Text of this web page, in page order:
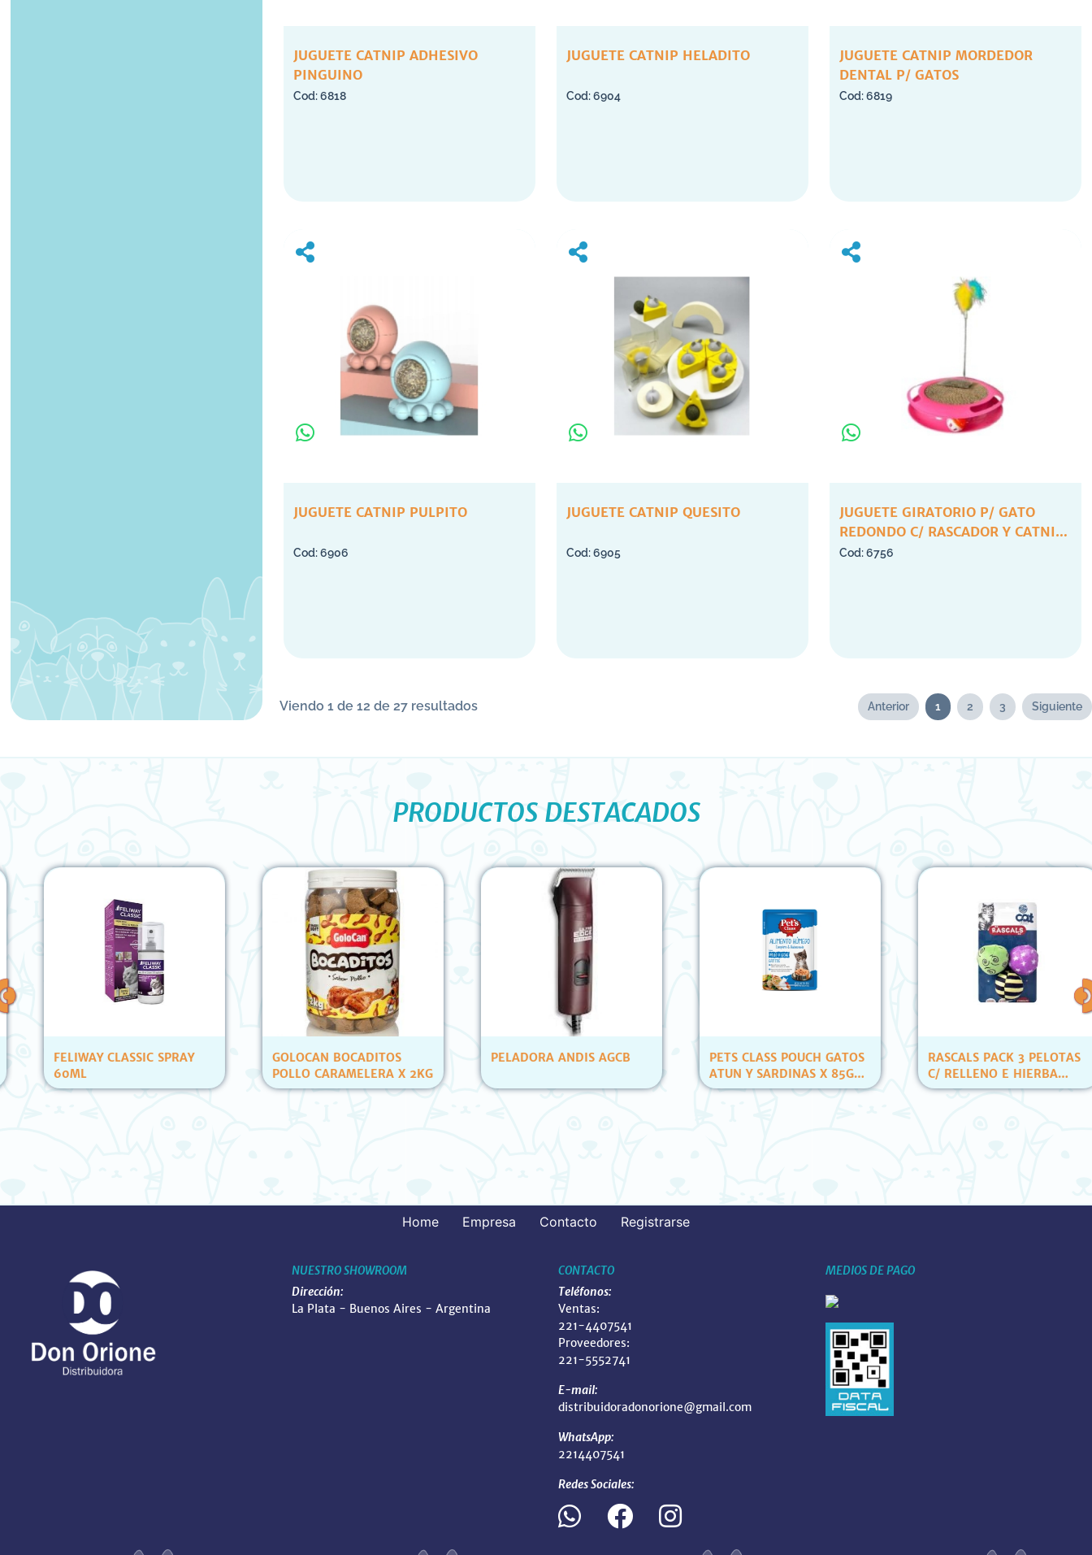
JUGUETE CATNIP ADHESIVO
PINGUINO
6818
JUGUETE CATNIP HELADITO
6904
JUGUETE CATNIP MORDEDOR
DENTAL P/ GATOS
6819
JUGUETE CATNIP PULPITO
6906
JUGUETE CATNIP QUESITO
6905
JUGUETE GIRATORIO P/ GATO
REDONDO C/ RASCADOR Y CATNIP
(AF24027)
6756
Viendo 1 de 12 de 27 resultados Anterior 1 2 3 Siguiente
PRODUCTOS DESTACADOS
FELIWAY CLASSIC SPRAY
60ML
GOLOCAN BOCADITOS
POLLO CARAMELERA X 2KG
PELADORA ANDIS AGCB
PETS CLASS POUCH GATOS
ATUN Y SARDINAS X 85GR
(12 UNID)
RASCALS PACK 3 PELOTAS
C/ RELLENO E HIERBA
(YT80007)
Home Empresa Contacto Registrarse
NUESTRO SHOWROOM
Dirección:
La Plata - Buenos Aires - Argentina
CONTACTO
Teléfonos:
Ventas:
221-4407541
Proveedores:
221-5552741
E-mail:
distribuidoradonorione@gmail.com
WhatsApp:
2214407541
Redes Sociales:
MEDIOS DE PAGO